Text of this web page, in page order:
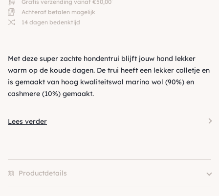
Gratis verzending vanaf €50,00
Achteraf betalen mogelijk
14 dagen bedenktijd
Met deze super zachte hondentrui blijft jouw hond lekker
warm op de koude dagen. De trui heeft een lekker colletje en
is gemaakt van hoog kwaliteitswol marino wol (90%) en
cashmere (10%) gemaakt.
Lees verder
Productdetails